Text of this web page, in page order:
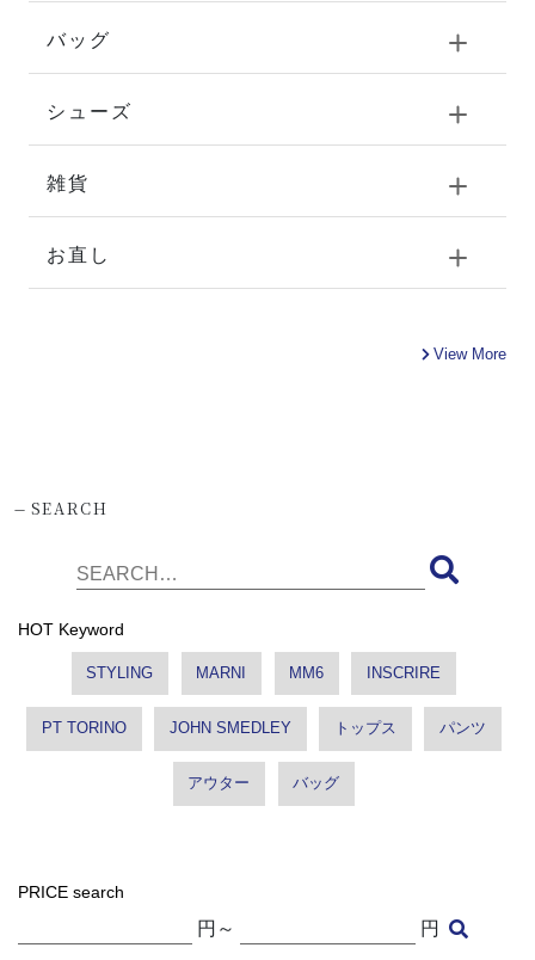
バッグ
シューズ
雑貨
お直し
View More
-SEARCH
HOT Keyword
STYLING MARNI MM6 INSCRIRE
PT TORINO JOHN SMEDLEY トップス パンツ
アウター バッグ
PRICE search
円～ 円